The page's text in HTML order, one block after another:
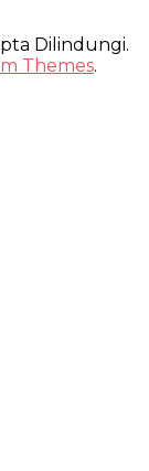
Dilindungi.
Themes.